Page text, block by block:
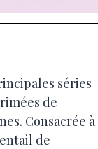
séries
de
Consacrée à
de